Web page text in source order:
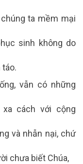
ta mềm mại
sinh không do
vẫn có những
xa cách với cộng
và nhẫn nại, chứ
chưa biết Chúa,